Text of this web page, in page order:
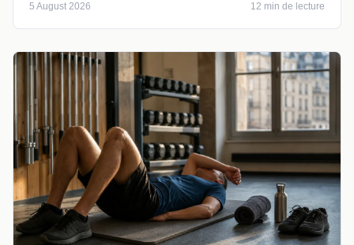
5 August 2026 12 min de lecture